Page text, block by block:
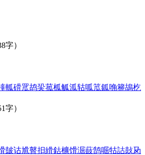
字）
軱磆罛鸪巬菰柧觚泒轱呱笟鈲唃篐鴣杚
字）
皷诂尳瞽抇縎鈷櫎馉淈薣鹄啒牯詁鼔夃